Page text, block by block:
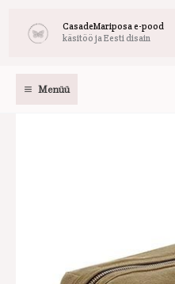
CasadeMariposa e-pood
käsitöö ja Eesti disain
Menüü